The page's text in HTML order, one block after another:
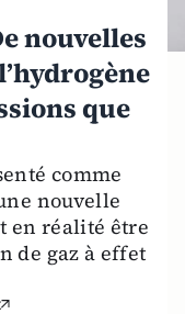
nouvelles
que
comme
nouvelle
en réalité être
de gaz à effet